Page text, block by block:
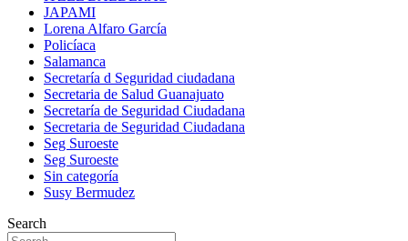
JAPAMI
Lorena Alfaro García
Policíaca
Salamanca
Secretaría d Seguridad ciudadana
Secretaria de Salud Guanajuato
Secretaría de Seguridad Ciudadana
Secretaria de Seguridad Ciudadana
Seg Suroeste
Seg Suroeste
Sin categoría
Susy Bermudez
Search